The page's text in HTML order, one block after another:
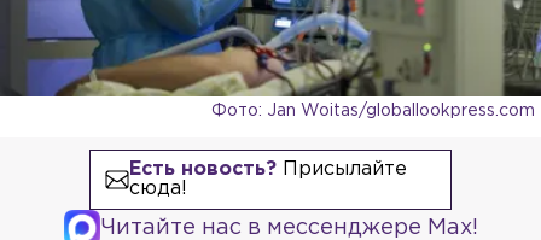
Фото: Jan Woitas/globallookpress.com
Есть новость?Присылайте
сюда!
Читайте нас в мессенджере Max!